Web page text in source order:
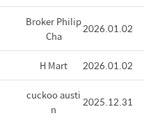
Broker Philip
Cha
2026.01.02
H Mart 2026.01.02
cuckoo austi
n
2025.12.31